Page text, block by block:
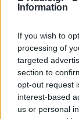
Information
If you wish to
processing of
targeted
section to
opt-out request
interest-based
us or personal